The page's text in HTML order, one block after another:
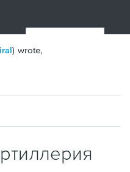
) wrote,